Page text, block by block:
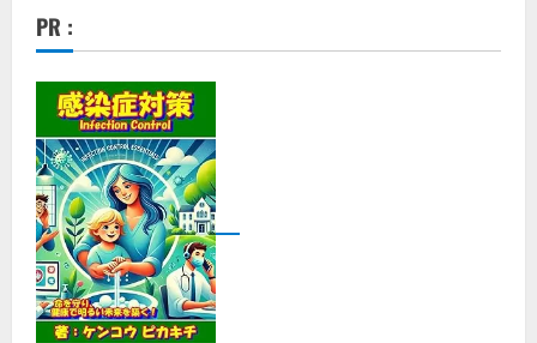
ト
事
業
承
継
実
践
プ
ロ
グ
ラ
ム
で
新
た
な
未
PR :